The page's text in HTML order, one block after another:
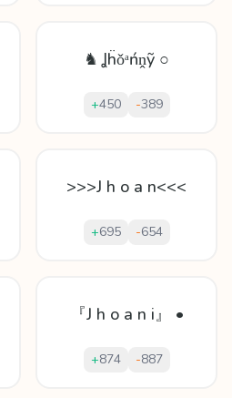
♞ Ʝḧǒᵃńṋỹ ○
+450 -389
>>>J h o a n<<<
+695 -654
『J h o a n i』 •
+874 -887